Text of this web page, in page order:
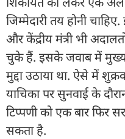
जिम्मेदारी तय होनी
और केंद्रीय मंत्री भी
चुके हैं. इसके जवाब में मुख्य
मुद्दा उठाया था. ऐसे में
याचिका पर सुनवाई के
टिप्पणी को एक बार फिर
सकता है.